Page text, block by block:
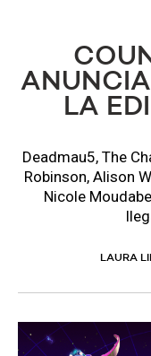
LA
Deadmau5, The
Robinson, Alison
Nicole
LAURA